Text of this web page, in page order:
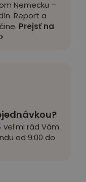
veľmi rád Vám
od 9:00 do
Nemecku –
Report a
Prejsť na